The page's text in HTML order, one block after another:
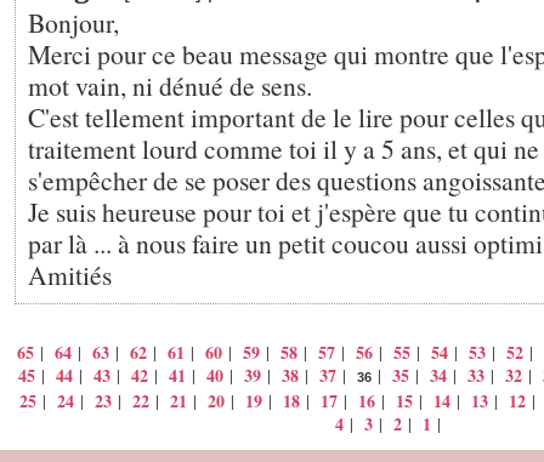
Bonjour,
Merci pour ce beau message qui montre que
mot vain, ni dénué de sens.
C'est tellement important de le lire pour celles
traitement lourd comme toi il y a 5 ans, et qui
s'empêcher de se poser des questions
Je suis heureuse pour toi et j'espère que tu
par là ... à nous faire un petit coucou aussi
Amitiés
65 | 64 | 63 | 62 | 61 | 60 | 59 | 58 | 57 | 56 | 55 | 54 | 53 | 52 |
45 | 44 | 43 | 42 | 41 | 40 | 39 | 38 | 37 | 36 | 35 | 34 | 33 | 32 |
25 | 24 | 23 | 22 | 21 | 20 | 19 | 18 | 17 | 16 | 15 | 14 | 13 | 12
4 | 3 | 2 | 1 |